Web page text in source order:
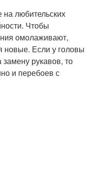
любительских
Чтобы
омолаживают,
новые. Если у головы
рукавов, то
и перебоев с